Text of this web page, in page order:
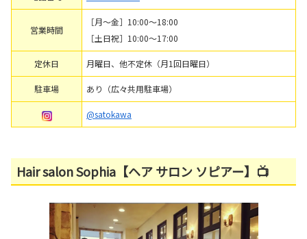
営業時間
［月～金］10:00～18:00
［土日祝］10:00～17:00
定休日 月曜日、他不定休（月1回日曜日）
駐車場 あり（広々共用駐車場）
@satokawa
Hair salon Sophia【ヘア サロン ソピアー】📺